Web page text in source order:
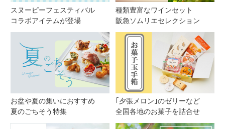
スヌーピーフェスティバル
コラボアイテムが登場
種類豊富なワインセット
阪急ソムリエセレクション
お盆や夏の集いにおすすめ
夏のごちそう特集
｢夕張メロン｣のゼリーなど
全国各地のお菓子を詰合せ